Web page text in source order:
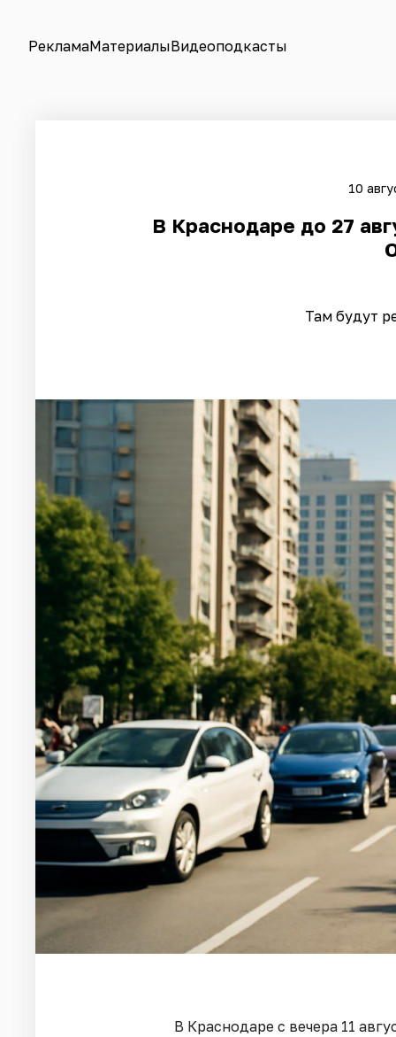
РекламаМатериалыВидеоподкасты
10
В Краснодаре до 27
Там будут
В Краснодаре с вечера 11